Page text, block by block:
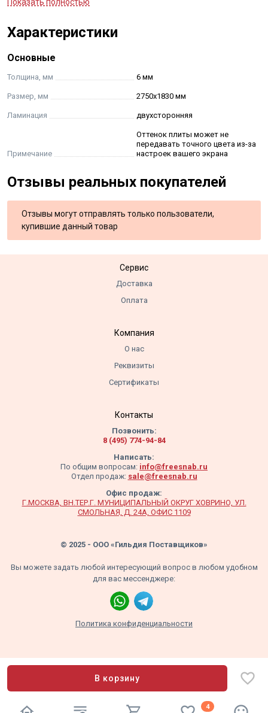
4
В корзину
смолами, на шлифованную плиту МДФ. Для ламинирования
производителей: Shattdecor, Impress, Interprint, Confalonieri,
Характеристики
Основные
Толщина, мм 6 мм
Размер, мм 2750х1830 мм
Ламинация двухсторонняя
Примечание
Оттенок плиты может не
передавать точного цвета из-за
настроек вашего экрана
Отзывы реальных покупателей
Отзывы могут отправлять только пользователи,
купившие данный товар
Сервис
Доставка
Оплата
Компания
О нас
Реквизиты
Сертификаты
Контакты
Позвонить:
8 (495) 774-94-84
Написать:
По общим вопросам: info@freesnab.ru
Отдел продаж: sale@freesnab.ru
Офис продаж:
Г.МОСКВА, ВН.ТЕР.Г. МУНИЦИПАЛЬНЫЙ ОКРУГ ХОВРИНО, УЛ.
СМОЛЬНАЯ, Д. 24А, ОФИС 1109
© 2025 - ООО «Гильдия Поставщиков»
Вы можете задать любой интересующий вопрос в любом удобном
для вас мессенджере:
Политика конфиденциальности